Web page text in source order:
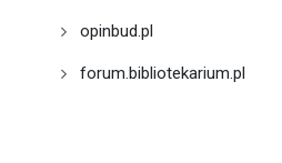
opinbud.pl
forum.bibliotekarium.pl